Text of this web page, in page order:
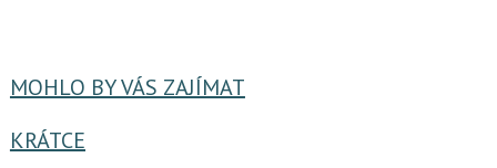
MOHLO BY VÁS ZAJÍMAT
KRÁTCE